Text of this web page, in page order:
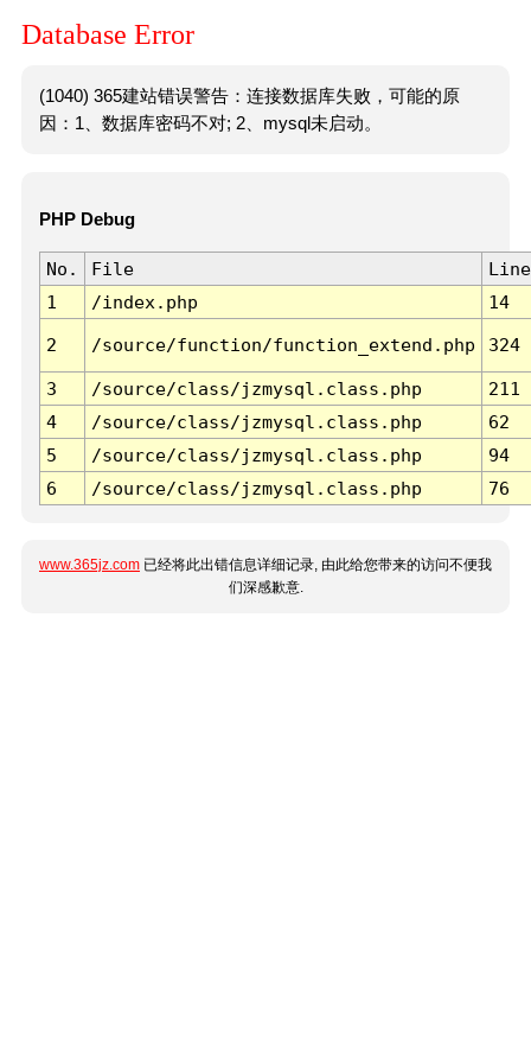
Database Error
(1040) 365建站错误警告：连接数据库失败，可能的原
因：1、数据库密码不对; 2、mysql未启动。
PHP Debug
No. File
Line
1
/index.php 14
2 /source/function/function_extend.php 324
3 /source/class/jzmysql.class.php
211
4
/source/class/jzmysql.class.php
62
5
/source/class/jzmysql.class.php
94
6
/source/class/jzmysql.class.php 76
www.365jz.com 已经将此出错信息详细记录, 由此给您带来的访问不便我
们深感歉意.